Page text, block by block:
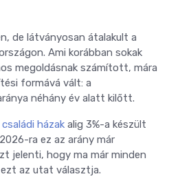
de látványosan átalakult a
Ami korábban sokak
megoldásnak számított, mára
formává vált: a
néhány év alatt kilőtt.
házak alig 3%-a készült
ra ez az arány már
jelenti, hogy ma már minden
az utat választja.